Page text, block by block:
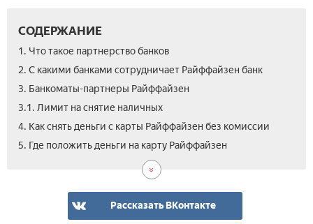
СОДЕРЖАНИЕ
1. Что такое партнерство банков
2. С какими банками сотрудничает Райффайзен банк
3. Банкоматы-партнеры Райффайзен
3.1. Лимит на снятие наличных
4. Как снять деньги с карты Райффайзен без комиссии
5. Где положить деньги на карту Райффайзен
Рассказать ВКонтакте